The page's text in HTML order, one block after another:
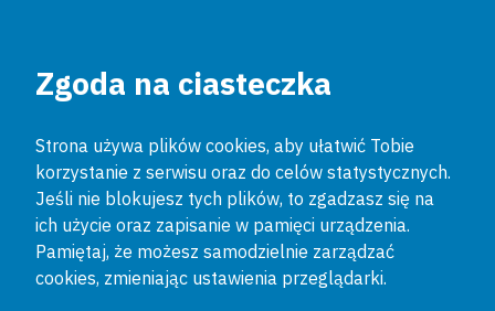
Zgoda na ciasteczka
Strona używa plików cookies, aby ułatwić Tobie
korzystanie z serwisu oraz do celów statystycznych.
Jeśli nie blokujesz tych plików, to zgadzasz się na
ich użycie oraz zapisanie w pamięci urządzenia.
Pamiętaj, że możesz samodzielnie zarządzać
cookies, zmieniając ustawienia przeglądarki.